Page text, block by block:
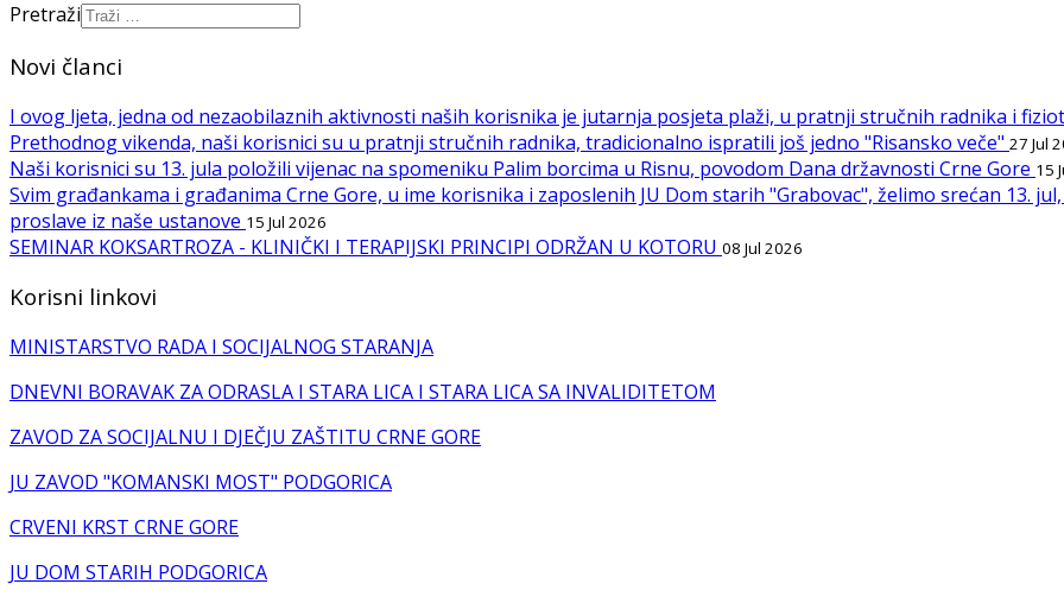
Pretraži
Novi članci
I ovog ljeta, jedna od nezaobilaznih aktivnosti naših korisnika je jutarnja posjeta plaži, u pratnji stručnih radnika i
Prethodnog vikenda, naši korisnici su u pratnji stručnih radnika, tradicionalno ispratili još jedno "Risansko veče" 27 Jul
Naši korisnici su 13. jula položili vijenac na spomeniku Palim borcima u Risnu, povodom Dana državnosti Crne Gore 15
Svim građankama i građanima Crne Gore, u ime korisnika i zaposlenih JU Dom starih "Grabovac", želimo srećan 13.
proslave iz naše ustanove 15 Jul 2026
SEMINAR KOKSARTROZA - KLINIČKI I TERAPIJSKI PRINCIPI ODRŽAN U KOTORU 08 Jul 2026
Korisni linkovi
MINISTARSTVO RADA I SOCIJALNOG STARANJA
DNEVNI BORAVAK ZA ODRASLA I STARA LICA I STARA LICA SA INVALIDITETOM
ZAVOD ZA SOCIJALNU I DJEČJU ZAŠTITU CRNE GORE
JU ZAVOD "KOMANSKI MOST" PODGORICA
CRVENI KRST CRNE GORE
JU DOM STARIH PODGORICA